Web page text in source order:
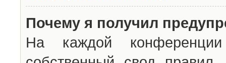
Почему я получил
На каждой конференции